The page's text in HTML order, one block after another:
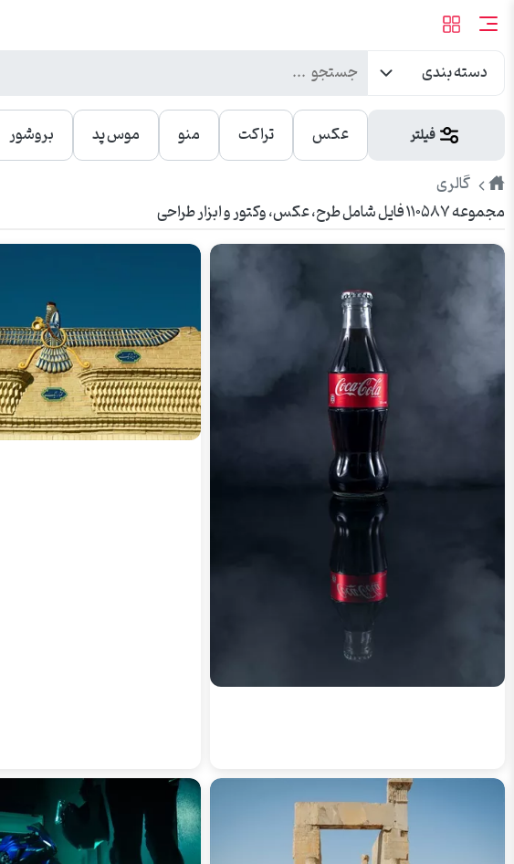
دسته بندی
فیلتر عکس تراکت منو موس پد بروشور
طرح
پیک
گالری
مجموعه ۱۱۰۵۸۷ فایل شامل طرح، عکس، وکتور و ابزار طراحی